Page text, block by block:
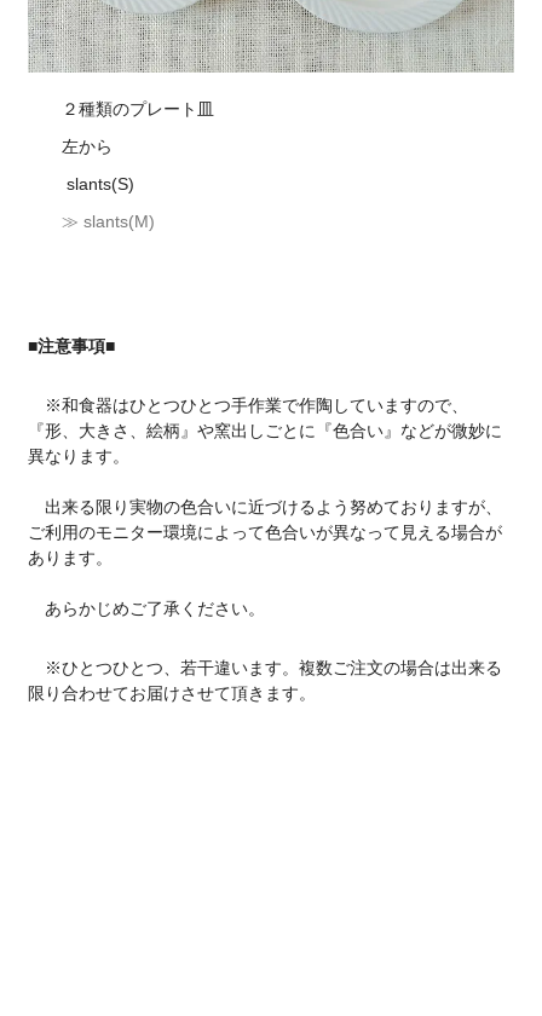
２種類のプレート皿
左から
slants(S)
≫ slants(M)
■注意事項■
※和食器はひとつひとつ手作業で作陶していますので、
『形、大きさ、絵柄』や窯出しごとに『色合い』などが微妙に
異なります。
出来る限り実物の色合いに近づけるよう努めておりますが、
ご利用のモニター環境によって色合いが異なって見える場合が
あります。
あらかじめご了承ください。
※ひとつひとつ、若干違います。複数ご注文の場合は出来る
限り合わせてお届けさせて頂きます。